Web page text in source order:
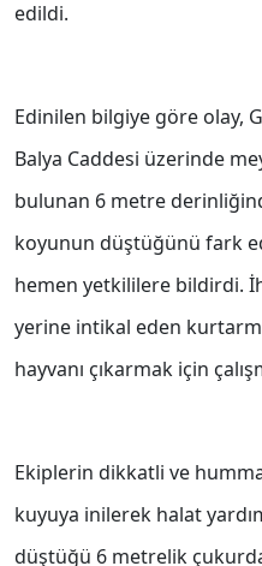
edildi.
Edinilen bilgiye göre olay,
Balya Caddesi üzerinde
bulunan 6 metre
koyunun düştüğünü fark
hemen yetkililere bildirdi.
yerine intikal eden
hayvanı çıkarmak için
Ekiplerin dikkatli ve
kuyuya inilerek halat
düştüğü 6 metrelik